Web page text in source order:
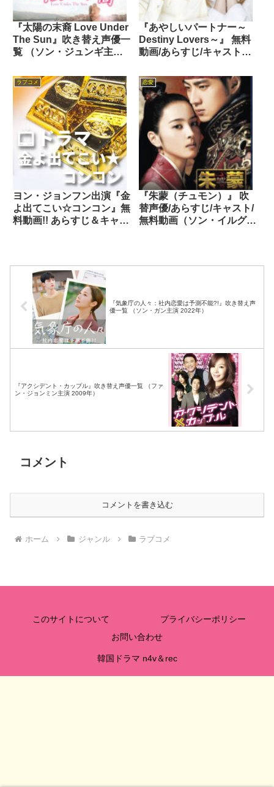
『太陽の末裔 Love Under
The Sun』吹き替え声優一
覧 （ソン・ジュンギ主演
『あやしいパートナー～
Destiny Lovers～』 無料
動画/あらすじ/キャスト
2017年）
ラブコメ
ヨン・ジョンフン出演『金
よ出てこい☆コンコン』無
料動画!! あらすじ＆キャス
恋愛
『朱蒙（チュモン）』 吹
替声優/あらすじ/キャスト/
無料動画（ソン・イルグク
『気象庁の人々：社内恋愛は予測不能?!』吹き替え声
優一覧 （ソン・ガン主演 2022年）
『アクシデント・カップル』吹き替え声優一覧 （ファ
ン・ジョンミン主演 2009年）
コメント
コメントを書き込む
ホーム ジャンル ラブコメ
このサイトについて
プライバシーポリシー
お問い合わせ
韓国ドラマ n4v＆rec